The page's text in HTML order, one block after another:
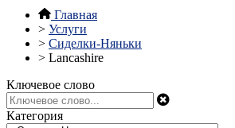
Главная
> Услуги
> Сиделки-Няньки
> Lancashire
Ключевое слово
Категория